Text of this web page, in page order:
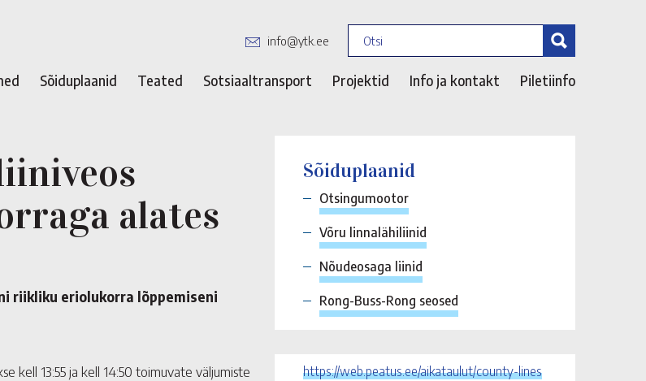
info@ytk.ee
Sõiduplaanid Teated Sotsiaaltransport Projektid Info ja kontakt Piletiinfo
alates
riikliku eriolukorra lõppemiseni
kell 13:55 ja kell 14:50 toimuvate väljumiste
Sõiduplaanid
Otsingumootor
Võru linnalähiliinid
Nõudeosaga liinid
Rong-Buss-Rong seosed
https://web.peatus.ee/aikataulut/county-lines